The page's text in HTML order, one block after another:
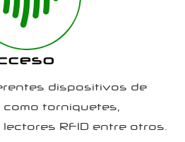
dispositivos de
torniquetes,
RFID entre otros.